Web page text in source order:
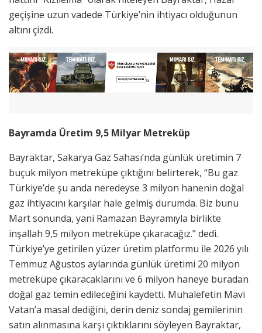
geçişine uzun vadede Türkiye’nin ihtiyacı olduğunun
altını çizdi.
Bayramda Üretim 9,5 Milyar Metreküp
Bayraktar, Sakarya Gaz Sahası’nda günlük üretimin 7
buçuk milyon metreküpe çıktığını belirterek, “Bu gaz
Türkiye’de şu anda neredeyse 3 milyon hanenin doğal
gaz ihtiyacını karşılar hale gelmiş durumda. Biz bunu
Mart sonunda, yani Ramazan Bayramıyla birlikte
inşallah 9,5 milyon metreküpe çıkaracağız.” dedi.
Türkiye’ye getirilen yüzer üretim platformu ile 2026 yılı
Temmuz Ağustos aylarında günlük üretimi 20 milyon
metreküpe çıkaracaklarını ve 6 milyon haneye buradan
doğal gaz temin edileceğini kaydetti. Muhalefetin Mavi
Vatan’a masal dediğini, derin deniz sondaj gemilerinin
satın alınmasına karşı çıktıklarını söyleyen Bayraktar,